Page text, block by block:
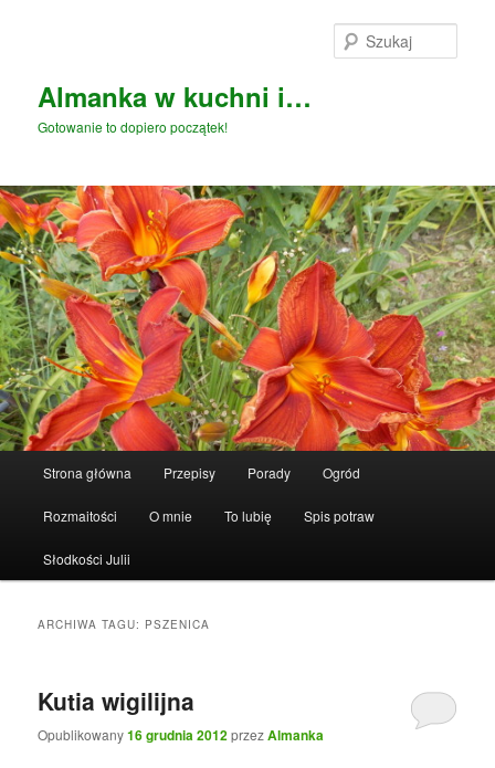
Almanka w kuchni i…
Gotowanie to dopiero początek!
Strona główna Przepisy Porady Ogród
Rozmaitości O mnie To lubię Spis potraw
Słodkości Julii
ARCHIWA TAGU: PSZENICA
Kutia wigilijna
Opublikowany16 grudnia 2012przezAlmanka